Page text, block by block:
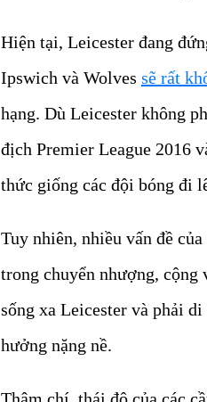
Hiện tại, Leicester đang
Ipswich và Wolves sẽ rất
hạng. Dù Leicester không
địch Premier League 2016
thức giống các đội bóng đi
Tuy nhiên, nhiều vấn đề
trong chuyển nhượng,
sống xa Leicester và phải
hưởng nặng nề.